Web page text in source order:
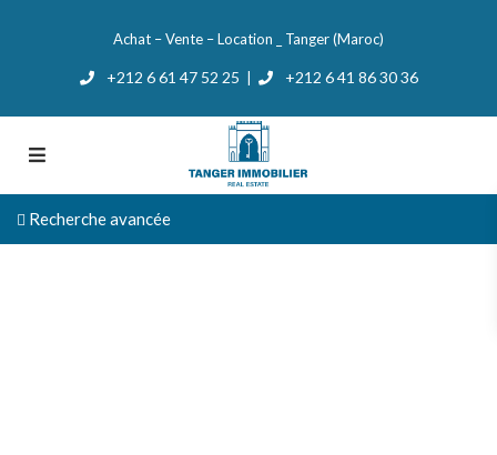
Achat – Vente – Location _ Tanger (Maroc)
+212 6 61 47 52 25 +212 6 41 86 30 36
Recherche avancée